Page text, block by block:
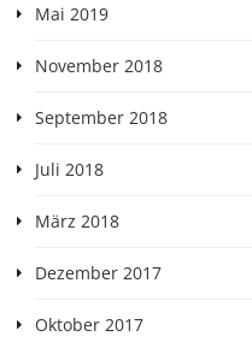
Mai 2019
November 2018
September 2018
Juli 2018
März 2018
Dezember 2017
Oktober 2017